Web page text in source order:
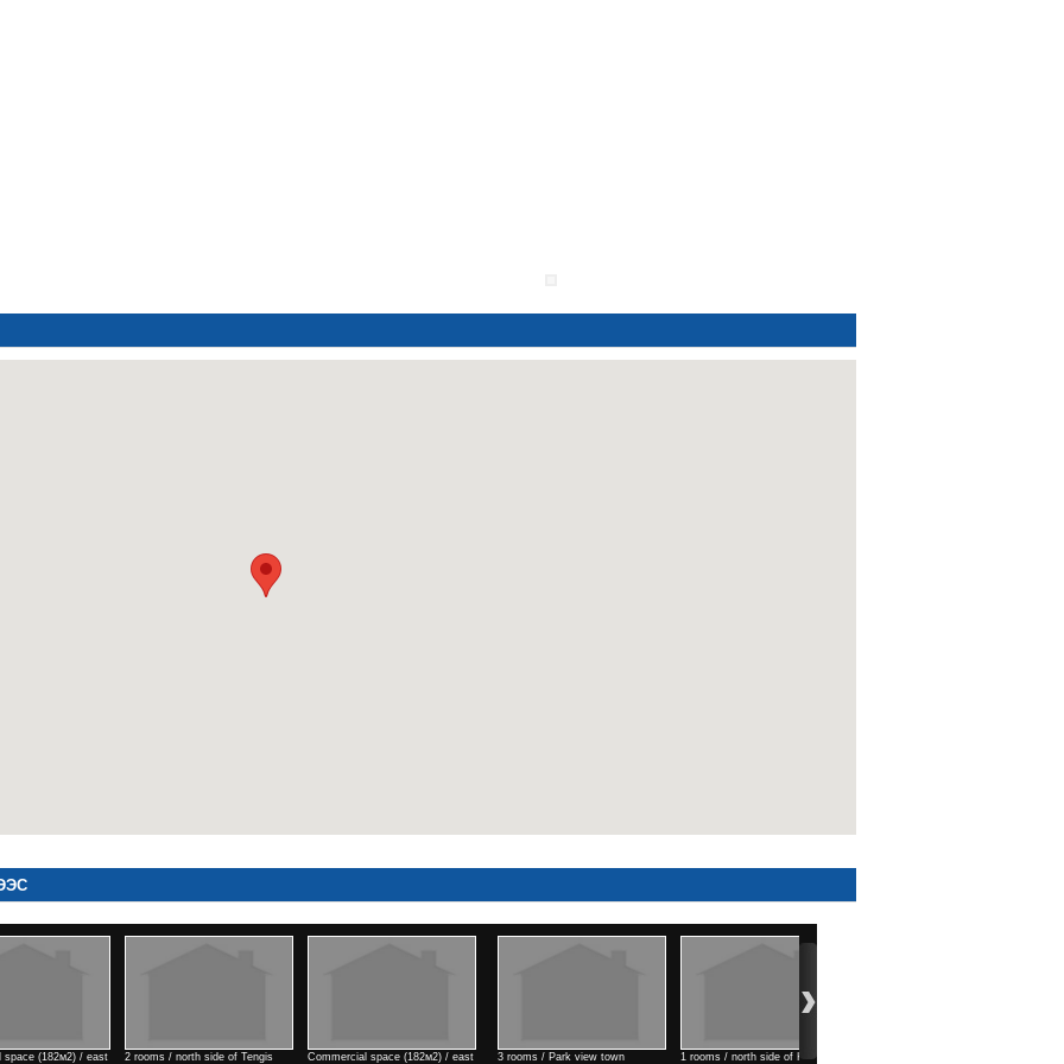
view town 1 rooms / north side of Kino 4 rooms / Air port area 4 rooms / Air port area 1 rooms / north west of KTMS